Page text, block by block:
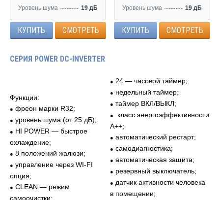
Уровень шума
19 дБ
КУПИТЬ СМОТРЕТЬ
Уровень шума
19 дБ
КУПИТЬ СМОТРЕТЬ
СЕРИЯ POWER DC-INVERTER
Функции:
● фреон марки R32;
● уровень шума (от 25 дБ);
● HI POWER — быстрое
охлаждение;
● 8 положений жалюзи;
● управление через WI-FI
опция;
● CLEAN — режим
самоочистки;
● 24 — часовой таймер;
● недельный таймер;
● таймер ВКЛ/ВЫКЛ;
●
класс энергоэффективности
A++;
● автоматический рестарт;
● самодиагностика;
● автоматическая защита;
● резервный выключатель;
● датчик активности человека
в помещении;